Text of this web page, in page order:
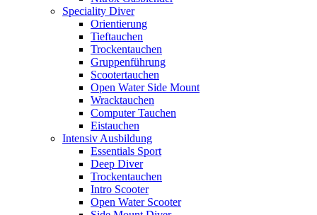
Speciality Diver
Orientierung
Tieftauchen
Trockentauchen
Gruppenführung
Scootertauchen
Open Water Side Mount
Wracktauchen
Computer Tauchen
Eistauchen
Intensiv Ausbildung
Essentials Sport
Deep Diver
Trockentauchen
Intro Scooter
Open Water Scooter